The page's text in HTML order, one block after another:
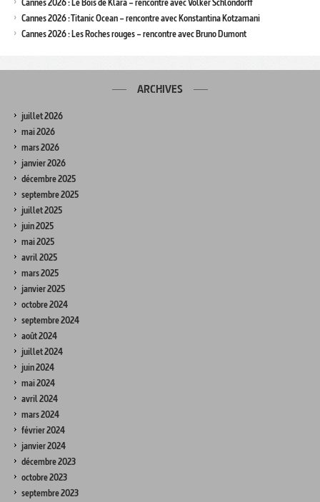
Cannes 2026 : Le Bois de Klara – rencontre avec Volker Schlöndorff
Cannes 2026 : Titanic Ocean – rencontre avec Konstantina Kotzamani
Cannes 2026 : Les Roches rouges – rencontre avec Bruno Dumont
ARCHIVES
juillet 2026
mai 2026
mars 2026
janvier 2026
décembre 2025
septembre 2025
juillet 2025
juin 2025
mai 2025
avril 2025
mars 2025
janvier 2025
octobre 2024
septembre 2024
août 2024
juillet 2024
juin 2024
mai 2024
avril 2024
mars 2024
février 2024
janvier 2024
décembre 2023
octobre 2023
septembre 2023